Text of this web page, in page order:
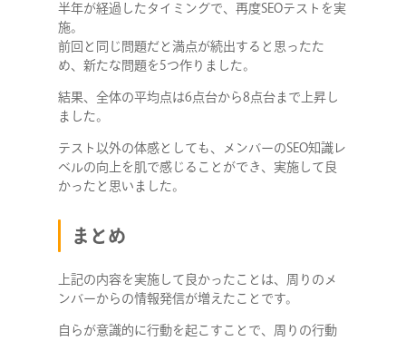
半年が経過したタイミングで、再度SEOテストを実
施。
前回と同じ問題だと満点が続出すると思ったた
め、新たな問題を5つ作りました。
結果、全体の平均点は6点台から8点台まで上昇し
ました。
テスト以外の体感としても、メンバーのSEO知識レ
ベルの向上を肌で感じることができ、実施して良
かったと思いました。
まとめ
上記の内容を実施して良かったことは、周りのメ
ンバーからの情報発信が増えたことです。
自らが意識的に行動を起こすことで、周りの行動